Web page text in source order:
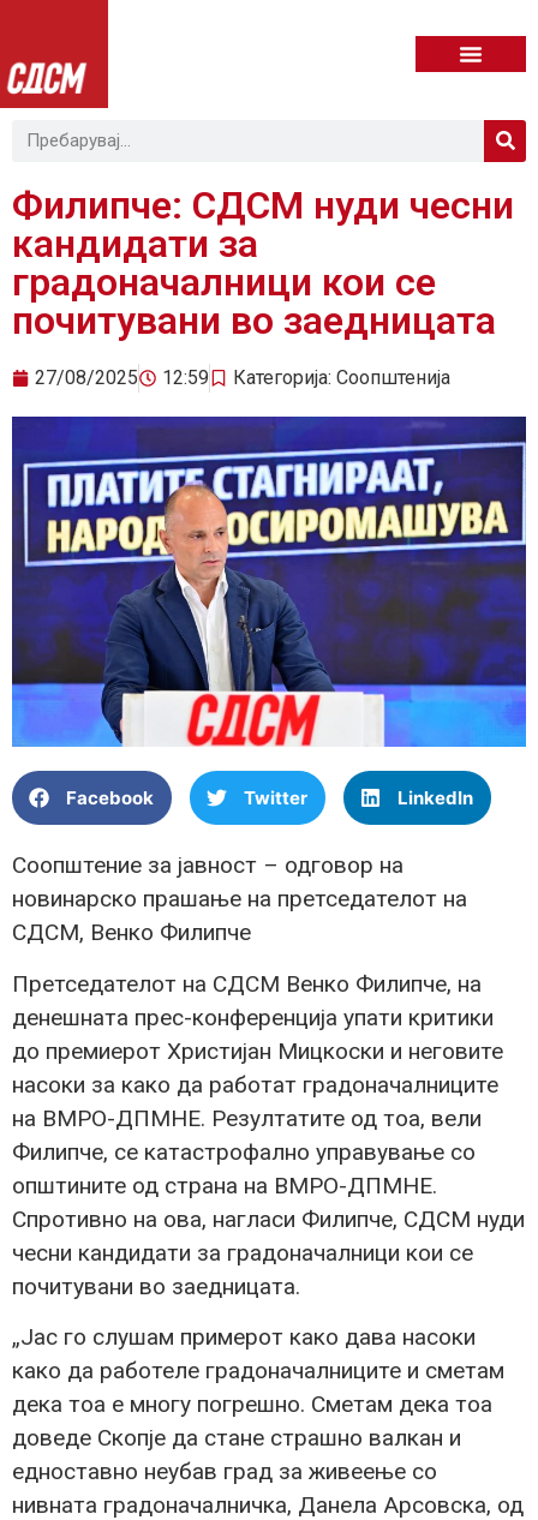
Филипче: СДСМ нуди чесни
кандидати за
градоначалници кои се
почитувани во заедницата
27/08/2025 12:59 Категорија: Соопштенија
Facebook Twitter LinkedIn
Соопштение за јавност – одговор на
новинарско прашање на претседателот на
СДСМ, Венко Филипче
Претседателот на СДСМ Венко Филипче, на
денешната прес-конференција упати критики
до премиерот Христијан Мицкоски и неговите
насоки за како да работат градоначалниците
на ВМРО-ДПМНЕ. Резултатите од тоа, вели
Филипче, се катастрофално управување со
општините од страна на ВМРО-ДПМНЕ.
Спротивно на ова, нагласи Филипче, СДСМ нуди
чесни кандидати за градоначалници кои се
почитувани во заедницата.
„Јас го слушам примерот како дава насоки
како да работеле градоначалниците и сметам
дека тоа е многу погрешно. Сметам дека тоа
доведе Скопје да стане страшно валкан и
едноставно неубав град за живеење со
нивната градоначалничка, Данела Арсовска, од